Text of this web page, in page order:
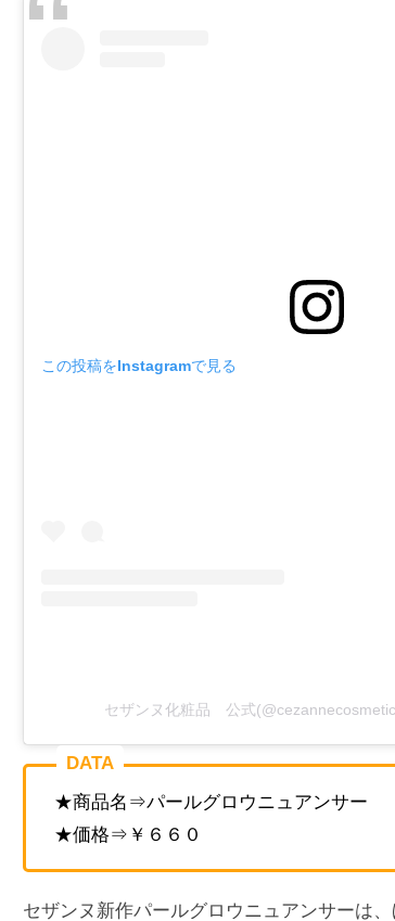
この投稿をInstagramで見る
セザンヌ化粧品 公式
DATA
★商品名⇒パールグロウニュアンサー
★価格⇒￥６６０
セザンヌ新作パールグロウニュアンサーは